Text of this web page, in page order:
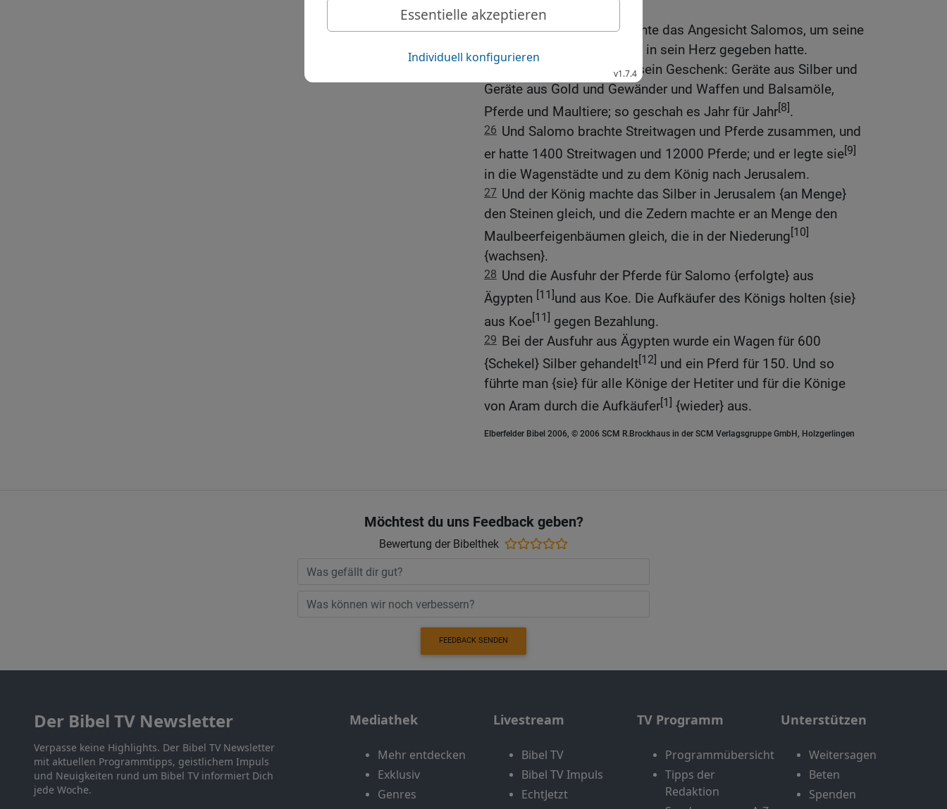
Reichtum und an Weisheit.
24 Und die ganze Erde suchte das Angesicht Salomos, um seine
Weisheit zu hören, die Gott in sein Herz gegeben hatte.
25
Und sie brachten jeder sein Geschenk: Geräte aus Silber und
Geräte aus Gold und Gewänder und Waffen und Balsamöle,
Pferde und Maultiere; so geschah es Jahr für Jahr[8].
26 Und Salomo brachte Streitwagen und Pferde zusammen, und
er hatte 1400 Streitwagen und 12000 Pferde; und er legte sie[9]
in die Wagenstädte und zu dem König nach Jerusalem.
27 Und der König machte das Silber in Jerusalem {an Menge}
den Steinen gleich, und die Zedern machte er an Menge den
Maulbeerfeigenbäumen gleich, die in der Niederung[10]
{wachsen}.
28 Und die Ausfuhr der Pferde für Salomo {erfolgte} aus
Ägypten [11]und aus Koe. Die Aufkäufer des Königs holten {sie}
aus Koe[11] gegen Bezahlung.
29 Bei der Ausfuhr aus Ägypten wurde ein Wagen für 600
{Schekel} Silber gehandelt[12] und ein Pferd für 150. Und so
führte man {sie} für alle Könige der Hetiter und für die Könige
von Aram durch die Aufkäufer[1] {wieder} aus.
Elberfelder Bibel 2006, © 2006 SCM R.Brockhaus in der SCM Verlagsgruppe GmbH, Holzgerlingen
Möchtest du uns Feedback geben?
Bewertung der Bibelthek
FEEDBACK SENDEN
Der Bibel TV Newsletter
Verpasse keine Highlights. Der Bibel TV Newsletter
mit aktuellen Programmtipps, geistlichem Impuls
und Neuigkeiten rund um Bibel TV informiert Dich
jede Woche.
Mediathek
Mehr entdecken
Exklusiv
Genres
Livestream
Bibel TV
Bibel TV Impuls
EchtJetzt
TV Programm
Programmübersicht
Tipps der
Redaktion
Unterstützen
Weitersagen
Beten
Spenden